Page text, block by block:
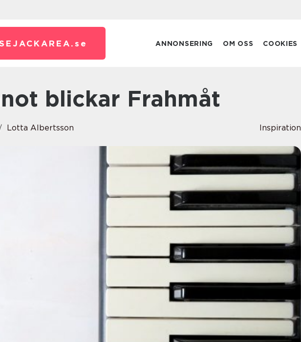
se ANNONSERING OM OSS COOKIES
blickar Frahmåt
Lotta Albertsson Inspiration